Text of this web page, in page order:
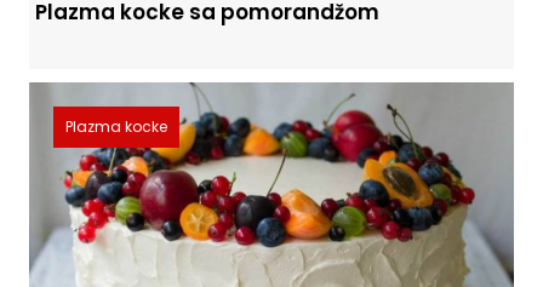
Plazma kocke sa pomorandžom
Plazma kocke